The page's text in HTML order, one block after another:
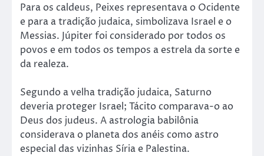
Para os caldeus, Peixes representava o Ocidente
e para a tradição judaica, simbolizava Israel e o
Messias. Júpiter foi considerado por todos os
povos e em todos os tempos a estrela da sorte e
da realeza.
Segundo a velha tradição judaica, Saturno
deveria proteger Israel; Tácito comparava-o ao
Deus dos judeus. A astrologia babilônia
considerava o planeta dos anéis como astro
especial das vizinhas Síria e Palestina.